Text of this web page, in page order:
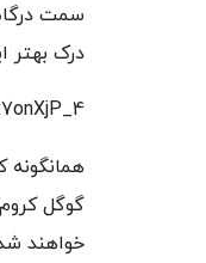
سمت
درک بهتر
گوگل
خواهند